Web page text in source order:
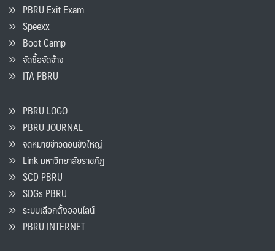
PBRU Exit Exam
Speexx
Boot Camp
จัดซื้อจัดจ้าง
ITA PBRU
PBRU LOGO
PBRU JOURNAL
จดหมายข่าวดอนขังใหญ่
Link มหาวิทยาลัยราชภัฏ
SCD PBRU
SDGs PBRU
ระบบเลือกตั้งออนไลน์
PBRU INTERNET